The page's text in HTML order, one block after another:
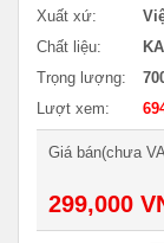
Xuất xứ:
Chất liệu:
Trọng lượng:
Lượt xem:
Giá bán(chưa
299,000